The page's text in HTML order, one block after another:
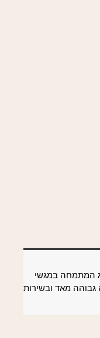
המתמחה במגשי
גבוהה מאד ובשירות